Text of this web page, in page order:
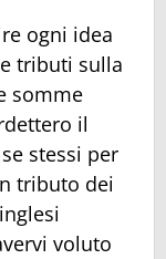
ogni idea
tributi sulla
somme
il
stessi per
tributo dei
voluto